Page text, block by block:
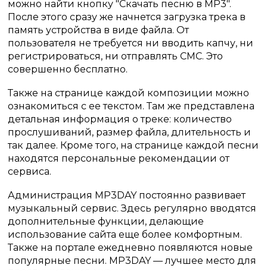
можно найти кнопку "Скачать песню в MP3".
После этого сразу же начнется загрузка трека в
память устройства в виде файла. От
пользователя не требуется ни вводить капчу, ни
регистрироваться, ни отправлять СМС. Это
совершенно бесплатно.
Также на странице каждой композиции можно
ознакомиться с ее текстом. Там же представлена
детальная информация о треке: количество
прослушиваний, размер файла, длительность и
так далее. Кроме того, на странице каждой песни
находятся персональные рекомендации от
сервиса.
Администрация MP3DAY постоянно развивает
музыкальный сервис. Здесь регулярно вводятся
дополнительные функции, делающие
использование сайта еще более комфортным.
Также на портале ежедневно появляются новые
популярные песни. MP3DAY — лучшее место для